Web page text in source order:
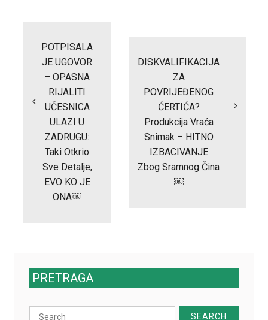
POTPISALA
JE UGOVOR
– OPASNA
RIJALITI
UČESNICA
ULAZI U
ZADRUGU:
Taki Otkrio
Sve Detalje,
EVO KO JE
ONA￼
DISKVALIFIKACIJA
ZA
POVRIJEĐENOG
ĆERTIĆA?
Produkcija Vraća
Snimak – HITNO
IZBACIVANJE
Zbog Sramnog Čina
￼
PRETRAGA
Search